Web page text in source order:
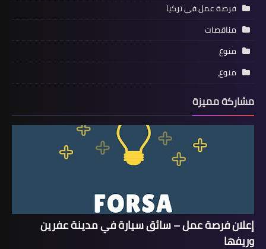
فرصة عمل في تركيا
مناقصات
منوع
منوع،
مشاركة مميزة
إعلان فرصة عمل – سائق سيارة في مدينة عفرين
وريفها